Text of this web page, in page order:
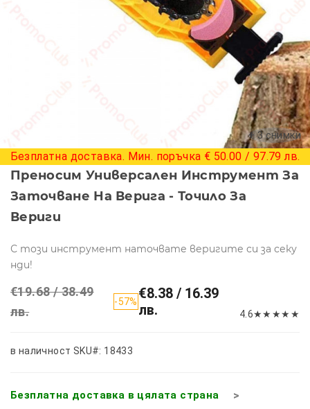
+ 3 снимки
Безплатна доставка. Мин. поръчка € 50.00 / 97.79 лв.
Преносим Универсален Инструмент За
Заточване На Верига - Точило За
Вериги
С този инструмент наточвате веригите си за секу
нди!
€19.68 / 38.49
лв.
-57%€8.38 / 16.39
лв.
4.6★★ ★★ ★
в наличност SKU#: 18433
Безплатна доставка в цялата страна